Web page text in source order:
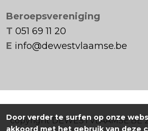
Beroepsvereniging
T 051 69 11 20
E info@dewestvlaamse.be
copyright DEWESTVLAAMSE.BE
Door verder te surfen op onze
akkoord met het gebruik van deze